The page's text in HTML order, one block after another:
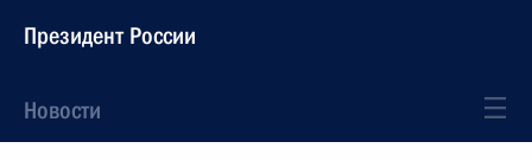
Президент России
Новости